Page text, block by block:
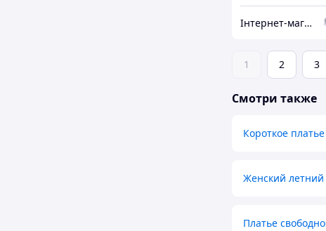
Інтернет-магазин Look 100 Clothes
1 2 3
Смотри также
Короткое платье
Женский
Платье